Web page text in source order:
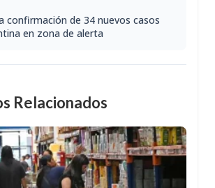
confirmación de 34 nuevos casos
en zona de alerta
Relacionados